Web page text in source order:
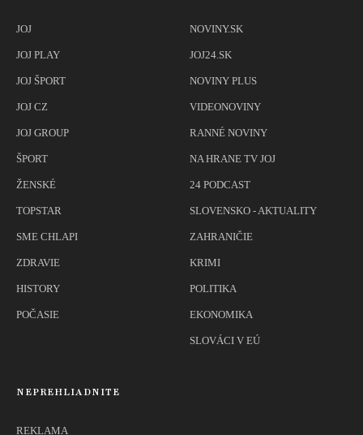
JOJ
JOJ PLAY
JOJ ŠPORT
JOJ CZ
JOJ GROUP
ŠPORT
ŽENSKÉ
TOPSTAR
SME CHLAPI
ZDRAVIE
HISTORY
POČASIE
NOVINY.SK
JOJ24.SK
NOVINY PLUS
VIDEONOVINY
RANNÉ NOVINY
NA HRANE TV JOJ
24 PODCAST
SLOVENSKO - AKTUALITY
ZAHRANIČIE
KRIMI
POLITIKA
EKONOMIKA
SLOVÁCI V EÚ
NEPREHLIADNITE
REKLAMA